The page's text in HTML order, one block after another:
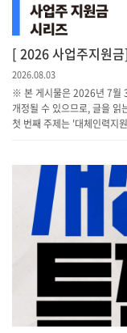
[ 2026 사업주지원
2026.08.03
※ 본 게시물은 2026년 7월
개정될 수 있으므로, 글을 읽
첫 번째 주제는 '대체인력지